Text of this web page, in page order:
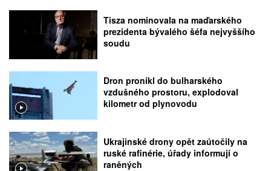
Tisza nominovala na maďarského
prezidenta bývalého šéfa nejvyššího
soudu
Dron pronikl do bulharského
vzdušného prostoru, explodoval
kilometr od plynovodu
Ukrajinské drony opět zaútočily na
ruské rafinérie, úřady informují o
raněných